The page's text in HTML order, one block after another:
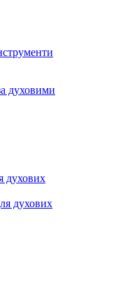
духовими
духових
духових